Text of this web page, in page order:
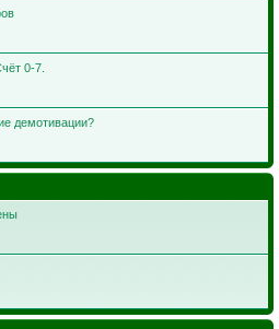
0-7.
демотивации?